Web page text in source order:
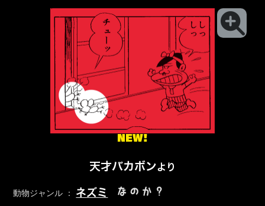
NEW!
天才バカボンより
動物ジャンル ： ネズミ なのか？